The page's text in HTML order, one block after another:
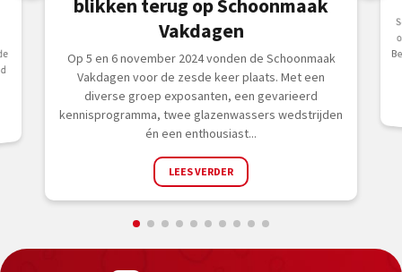
blikken terug op Schoonmaak
Vakdagen
Op 5 en 6 november 2024 vonden de Schoonmaak
Vakdagen voor de zesde keer plaats. Met een
diverse groep exposanten, een gevarieerd
kennisprogramma, twee glazenwassers wedstrijden
én een enthousiast...
LEES VERDER